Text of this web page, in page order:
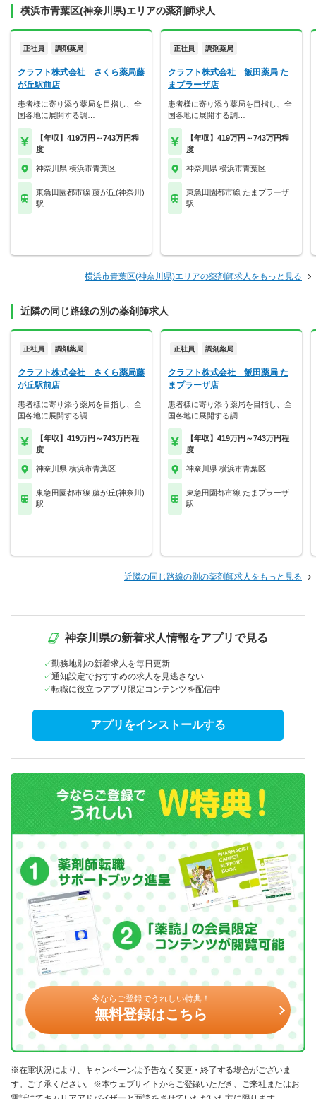
横浜市青葉区(神奈川県)エリアの薬剤師求人
正社員 調剤薬局
クラフト株式会社 さくら薬局藤
が丘駅前店
患者様に寄り添う薬局を目指し、全
国各地に展開する調…
【年収】419万円～743万円程
度
神奈川県 横浜市青葉区
東急田園都市線 藤が丘(神奈川)
駅
正社員 調剤薬局
クラフト株式会社 飯田薬局 た
まプラーザ店
患者様に寄り添う薬局を目指し、全
国各地に展開する調…
【年収】419万円～743万円程
度
神奈川県 横浜市青葉区
東急田園都市線 たまプラーザ
駅
横浜市青葉区(神奈川県)エリアの薬剤師求人をもっと見る
近隣の同じ路線の別の薬剤師求人
正社員 調剤薬局
クラフト株式会社 さくら薬局藤
が丘駅前店
患者様に寄り添う薬局を目指し、全
国各地に展開する調…
【年収】419万円～743万円程
度
神奈川県 横浜市青葉区
東急田園都市線 藤が丘(神奈川)
駅
正社員 調剤薬局
クラフト株式会社 飯田薬局 た
まプラーザ店
患者様に寄り添う薬局を目指し、全
国各地に展開する調…
【年収】419万円～743万円程
度
神奈川県 横浜市青葉区
東急田園都市線 たまプラーザ
駅
近隣の同じ路線の別の薬剤師求人をもっと見る
神奈川県の新着求人情報をアプリで見る
勤務地別の新着求人を毎日更新
通知設定でおすすめの求人を見逃さない
転職に役立つアプリ限定コンテンツを配信中
アプリをインストールする
今ならご登録でうれしい特典！
無料登録はこちら
※在庫状況により、キャンペーンは予告なく変更・終了する場合がございま
す。ご了承ください。※本ウェブサイトからご登録いただき、ご来社またはお